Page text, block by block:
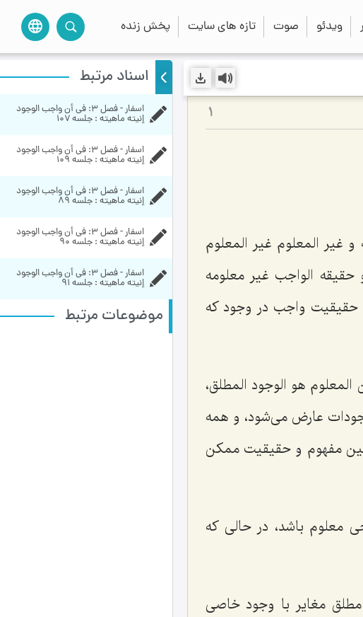
ویدئو صوت تازه های سایت پخش زنده language
1
غیر المعلوم غیر المعلوم
الواجب غیر معلومه
حقیقیت واجب در وجود كه
المعلوم هو الوجود المطلق‌،
عارض مى‌شود، و همه
مفهوم و حقیقیت ممكن
معلوم باشد، در حالى كه
مغایر با وجود خاصى
اسناد مرتبط
إنيته ماهيته : جلسه ۱۰۷
إنيته ماهيته : جلسه ۱۰۹
إنيته ماهيته : جلسه ۸۹
إنيته ماهيته : جلسه ۹۰
إنيته ماهيته : جلسه ۹۱
موضوعات مرتبط